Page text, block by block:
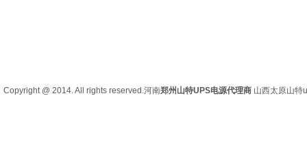
Copyright @ 2014. All rights reserved.河南郑州山特UPS电源代理商 山西太原山特